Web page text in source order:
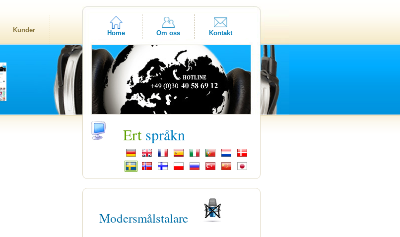
Kunder Home Om oss Kontakt
Ert språkn
Modersmålstalare